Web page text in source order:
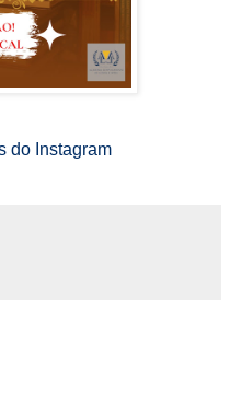
do Instagram